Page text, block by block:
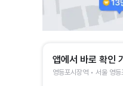
앱에서 바로 확인
영등포시장역 • 서울 영